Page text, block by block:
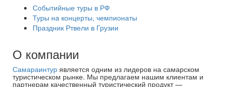
Событийные туры в РФ
Туры на концерты, чемпионаты
Праздник Ртвели в Грузии
О компании
Самараинтур является одним из лидеров на самарском
туристическом рынке. Мы предлагаем нашим клиентам и
партнерам качественный туристический продукт —